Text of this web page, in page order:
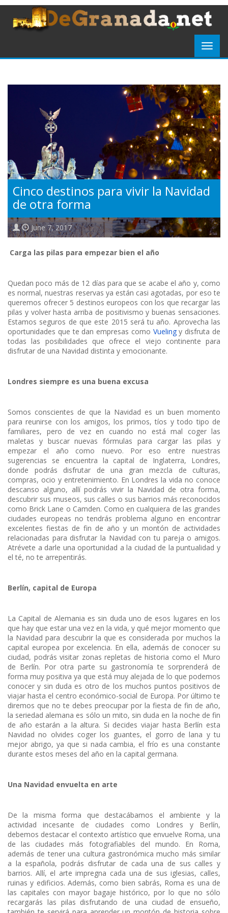
Cinco destinos para vivir la Navidad
de otra forma
June 7, 2017
Carga las pilas para empezar bien el año
Quedan poco más de 12 días para que se acabe el año y, como
es normal, nuestras reservas ya están casi agotadas, por eso te
queremos ofrecer 5 destinos europeos con los que recargar las
pilas y volver hasta arriba de positivismo y buenas sensaciones.
Estamos seguros de que este 2015 será tu año. Aprovecha las
oportunidades que te dan empresas como Vueling y disfruta de
todas las posibilidades que ofrece el viejo continente para
disfrutar de una Navidad distinta y emocionante.
Londres siempre es una buena excusa
Somos conscientes de que la Navidad es un buen momento
para reunirse con los amigos, los primos, tíos y todo tipo de
familiares, pero de vez en cuando no está mal coger las
maletas y buscar nuevas fórmulas para cargar las pilas y
empezar el año como nuevo. Por eso entre nuestras
sugerencias se encuentra la capital de Inglaterra, Londres,
donde podrás disfrutar de una gran mezcla de culturas,
compras, ocio y entretenimiento. En Londres la vida no conoce
descanso alguno, allí podrás vivir la Navidad de otra forma,
descubrir sus museos, sus calles o sus barrios más reconocidos
como Brick Lane o Camden. Como en cualquiera de las grandes
ciudades europeas no tendrás problema alguno en encontrar
excelentes fiestas de fin de año y un montón de actividades
relacionadas para disfrutar la Navidad con tu pareja o amigos.
Atrévete a darle una oportunidad a la ciudad de la puntualidad y
el té, no te arrepentirás.
Berlín, capital de Europa
La Capital de Alemania es sin duda uno de esos lugares en los
que hay que estar una vez en la vida, y qué mejor momento que
la Navidad para descubrir la que es considerada por muchos la
capital europea por excelencia. En ella, además de conocer su
ciudad, podrás visitar zonas repletas de historia como el Muro
de Berlín. Por otra parte su gastronomía te sorprenderá de
forma muy positiva ya que está muy alejada de lo que podemos
conocer y sin duda es otro de los muchos puntos positivos de
viajar hasta el centro económico-social de Europa. Por último te
diremos que no te debes preocupar por la fiesta de fin de año,
la seriedad alemana es sólo un mito, sin duda en la noche de fin
de año estarán a la altura. Si decides viajar hasta Berlín esta
Navidad no olvides coger los guantes, el gorro de lana y tu
mejor abrigo, ya que si nada cambia, el frío es una constante
durante estos meses del año en la capital germana.
Una Navidad envuelta en arte
De la misma forma que destacábamos el ambiente y la
actividad incesante de ciudades como Londres y Berlín,
debemos destacar el contexto artístico que envuelve Roma, una
de las ciudades más fotografiables del mundo. En Roma,
además de tener una cultura gastronómica mucho más similar
a la española, podrás disfrutar de cada una de sus calles y
barrios. Allí, el arte impregna cada una de sus iglesias, calles,
ruinas y edificios. Además, como bien sabrás, Roma es una de
las capitales con mayor bagaje histórico, por lo que no sólo
recargarás las pilas disfrutando de una ciudad de ensueño,